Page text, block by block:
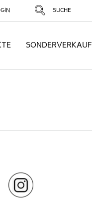
SUCHE
SONDERVERKAUF